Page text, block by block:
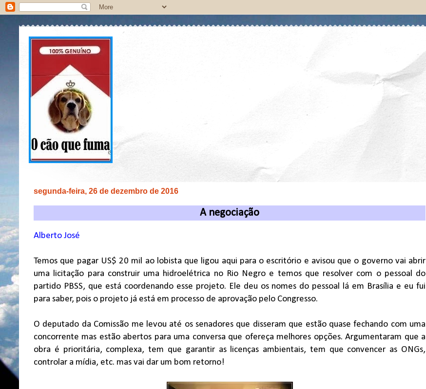
segunda-feira, 26 de dezembro de 2016
A negociação
Alberto José
Temos que pagar US$ 20 mil ao lobista que ligou aqui para o escritório e avisou que o governo vai abrir
uma licitação para construir uma hidroelétrica no Rio Negro e temos que resolver com o pessoal do
partido PBSS, que está coordenando esse projeto. Ele deu os nomes do pessoal lá em Brasília e eu fui
para saber, pois o projeto já está em processo de aprovação pelo Congresso.
O deputado da Comissão me levou até os senadores que disseram que estão quase fechando com uma
concorrente mas estão abertos para uma conversa que ofereça melhores opções. Argumentaram que a
obra é prioritária, complexa, tem que garantir as licenças ambientais, tem que convencer as ONGs,
controlar a mídia, etc. mas vai dar um bom retorno!